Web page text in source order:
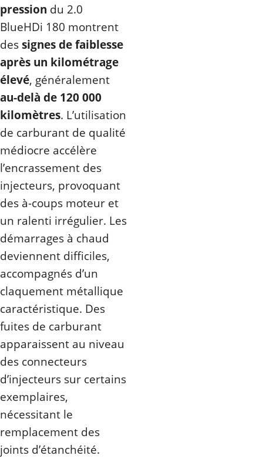
pression du 2.0
BlueHDi 180 montrent
dessignes de faiblesse
après un kilométrage
élevé, généralement
au-delà de 120 000
kilomètres. L’utilisation
de carburant de qualité
médiocre accélère
l’encrassement des
injecteurs, provoquant
des à-coups moteur et
un ralenti irrégulier. Les
démarrages à chaud
deviennent difficiles,
accompagnés d’un
claquement métallique
caractéristique. Des
fuites de carburant
apparaissent au niveau
des connecteurs
d’injecteurs sur certains
exemplaires,
nécessitant le
remplacement des
joints d’étanchéité.